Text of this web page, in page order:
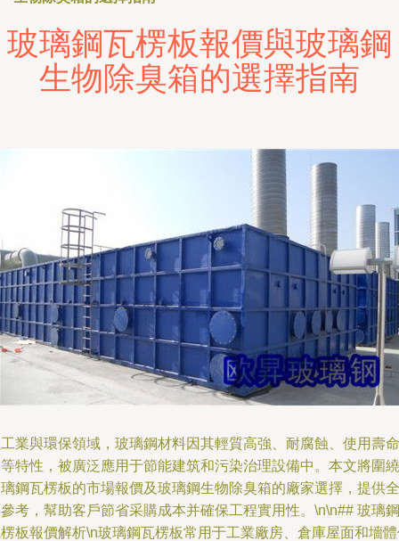
玻璃鋼瓦楞板報價與玻璃鋼
生物除臭箱的選擇指南
業與環保領域，玻璃鋼材料因其輕質高強、耐腐蝕、使用壽命
特性，被廣泛應用于節能建筑和污染治理設備中。本文將圍繞
鋼瓦楞板的市場報價及玻璃鋼生物除臭箱的廠家選擇，提供全
考，幫助客戶節省采購成本并確保工程實用性。\n\n## 玻璃鋼
板報價解析\n玻璃鋼瓦楞板常用于工業廠房、倉庫屋面和墻